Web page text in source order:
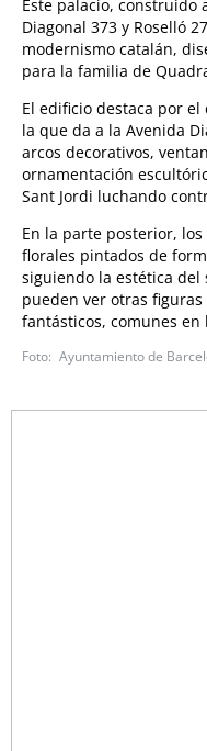
Este palacio, construido
Diagonal 373 y Roselló
modernismo catalán,
para la familia de
El edificio destaca por
la que da a la Avenida
arcos decorativos,
ornamentación
Sant Jordi luchando
En la parte posterior,
florales pintados de
siguiendo la estética del
pueden ver otras
fantásticos, comunes
Ayuntamiento de